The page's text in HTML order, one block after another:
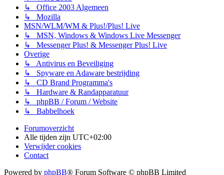
↳ Office 2003 Algemeen
↳ Mozilla
MSN/WLM/WM & Plus!/Plus! Live
↳ MSN, Windows & Windows Live Messenger
↳ Messenger Plus! & Messenger Plus! Live
Overige
↳ Antivirus en Beveiliging
↳ Spyware en Adaware bestrijding
↳ CD Brand Programma's
↳ Hardware & Randapparatuur
↳ phpBB / Forum / Website
↳ Babbelhoek
Forumoverzicht
Alle tijden zijn UTC+02:00
Verwijder cookies
Contact
Powered by phpBB® Forum Software © phpBB Limited